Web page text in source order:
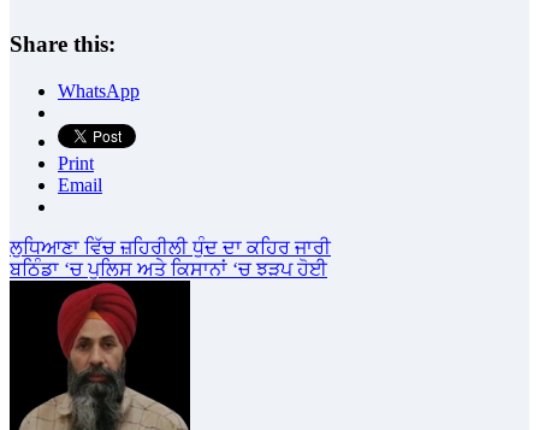
Share this:
WhatsApp
Print
Email
Post
navigation
ਲੁਧਿਆਣਾ ਵਿੱਚ ਜ਼ਹਿਰੀਲੀ ਧੁੰਦ ਦਾ ਕਹਿਰ ਜਾਰੀ
ਬਠਿੰਡਾ ‘ਚ ਪੁਲਿਸ ਅਤੇ ਕਿਸਾਨਾਂ ‘ਚ ਝੜਪ ਹੋਈ